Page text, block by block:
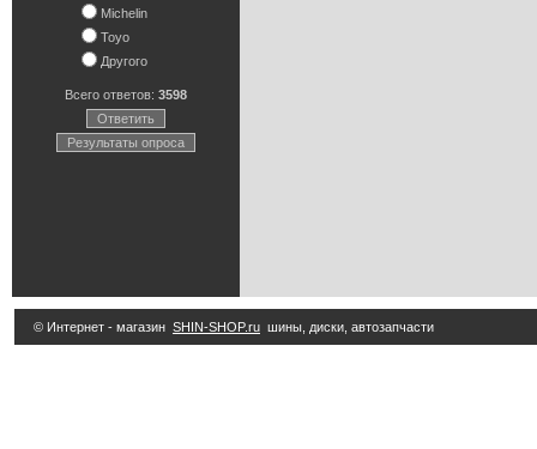
Michelin
Toyo
Другого
Всего ответов: 3598
Ответить
Результаты опроса
© Интернет - магазин SHIN-SHOP.ru шины, диски, автозапчасти